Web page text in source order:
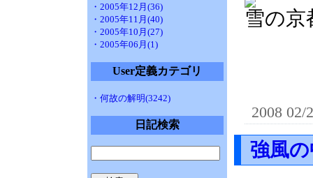
・2005年12月(36)
・2005年11月(40)
・2005年10月(27)
・2005年06月(1)
User定義カテゴリ
・何故の解明(3242)
日記検索
雪の京
2008 02/
強風